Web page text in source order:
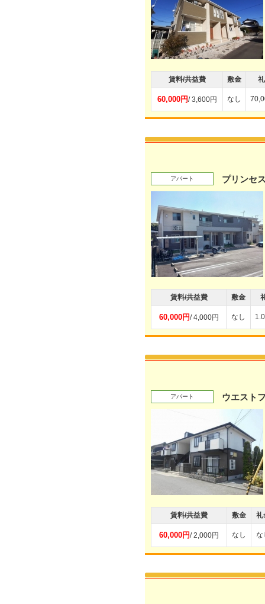
賃料/共益費 敷金
60,000円/ 3,600円 なし
アパート プリンセ
賃料/共益費 敷金
60,000円/ 4,000円 なし
アパート ウエスト
賃料/共益費 敷金 礼
60,000円/ 2,000円 なし な